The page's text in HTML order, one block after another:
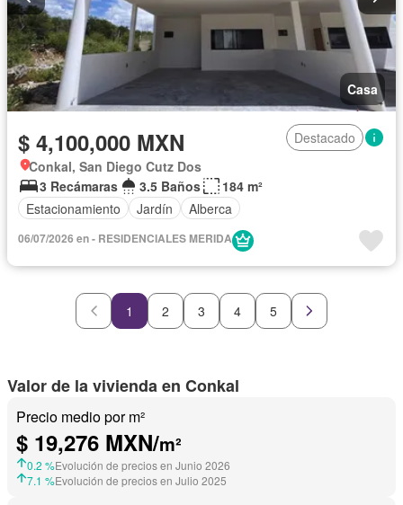
Casa
$ 4,100,000 MXN
Destacado
Conkal, San Diego Cutz Dos
3 Recámaras
3.5 Baños
184 m²
Estacionamiento
Jardín Alberca
06/07/2026 en - RESIDENCIALES MERIDA
1 2 3 4 5
Valor de la vivienda en Conkal
Precio medio por m²
$ 19,276 MXN/m²
0.2 %Evolución de precios en Junio 2026
7.1 %Evolución de precios en Julio 2025